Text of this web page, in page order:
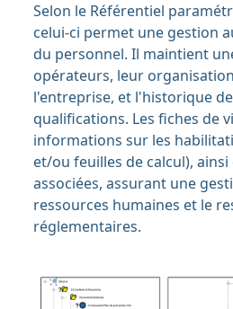
Selon le Référentiel
celui-ci permet une gestion
du personnel. Il maintient
opérateurs, leur
l'entreprise, et l'historique
qualifications. Les fiches de
informations sur les
et/ou feuilles de calcul), ainsi
associées, assurant une
ressources humaines et le
réglementaires.